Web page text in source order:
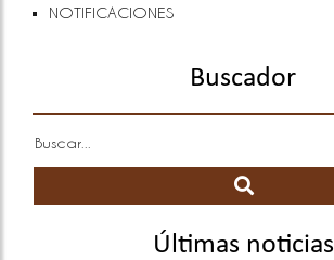
NOTIFICACIONES
Buscador
Últimas noticias